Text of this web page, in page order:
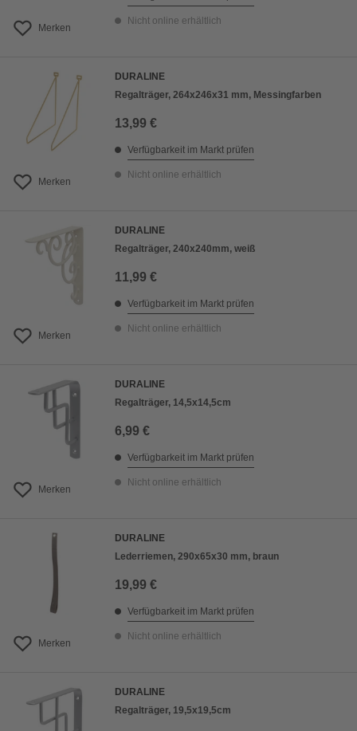
Merken
Nicht online erhältlich
Merken
DURALINE
Regalträger, 264x246x31 mm, Messingfarben
13,99 €
Verfügbarkeit im Markt prüfen
Nicht online erhältlich
Merken
DURALINE
Regalträger, 240x240mm, weiß
11,99 €
Verfügbarkeit im Markt prüfen
Nicht online erhältlich
Merken
DURALINE
Regalträger, 14,5x14,5cm
6,99 €
Verfügbarkeit im Markt prüfen
Nicht online erhältlich
Merken
DURALINE
Lederriemen, 290x65x30 mm, braun
19,99 €
Verfügbarkeit im Markt prüfen
Nicht online erhältlich
DURALINE
Regalträger, 19,5x19,5cm